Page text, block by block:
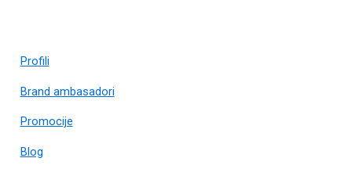
Profili
Brand ambasadori
Promocije
Blog